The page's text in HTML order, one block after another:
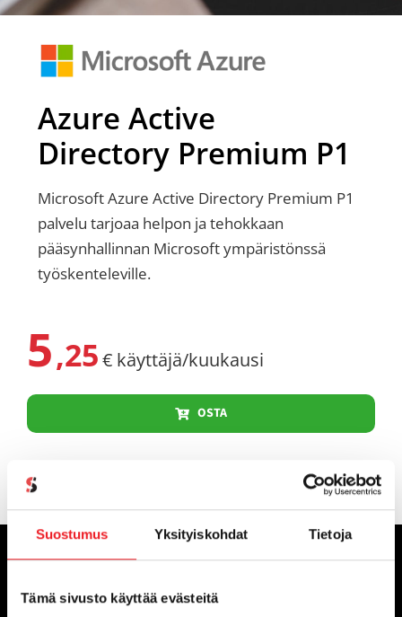
Suostumus Yksityiskohdat Tietoja
Tämä sivusto käyttää evästeitä
Azure Active
Directory Premium P1
Microsoft Azure Active Directory Premium P1
palvelu tarjoaa helpon ja tehokkaan
pääsynhallinnan Microsoft ympäristönssä
työskenteleville.
5,25€ käyttäjä/kuukausi
OSTA